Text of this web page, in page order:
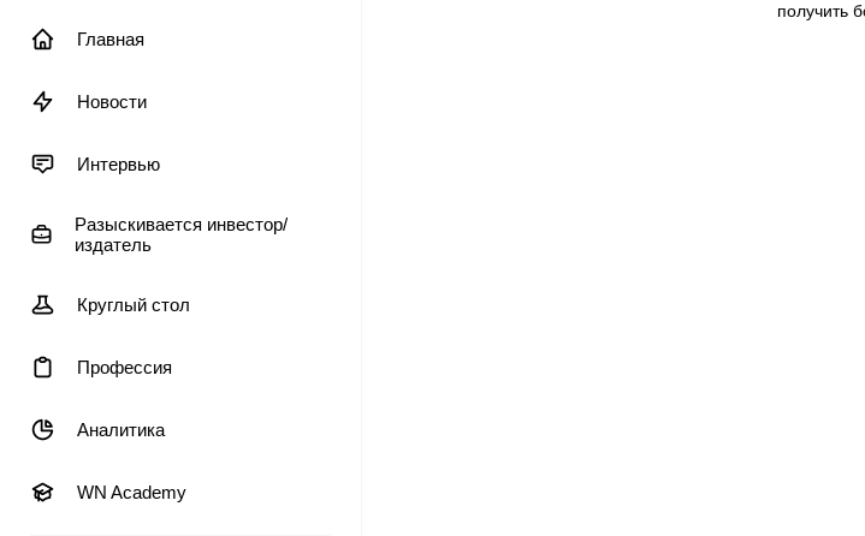
Главная
Новости
Интервью
Разыскивается инвестор/
издатель
Круглый стол
Профессия
Аналитика
WN Academy
получить